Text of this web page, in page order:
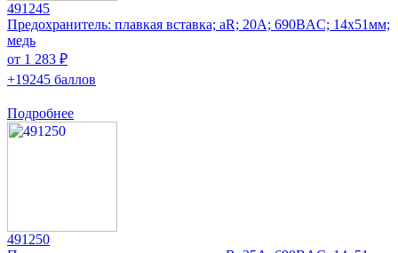
491245
Предохранитель: плавкая вставка; aR; 20А; 690ВAC; 14x51мм;
медь
от 1 283 ₽
+19245 баллов
Подробнее
491250